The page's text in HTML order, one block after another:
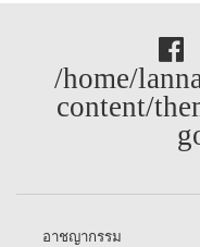
/home/
content/
อาชญากรรม